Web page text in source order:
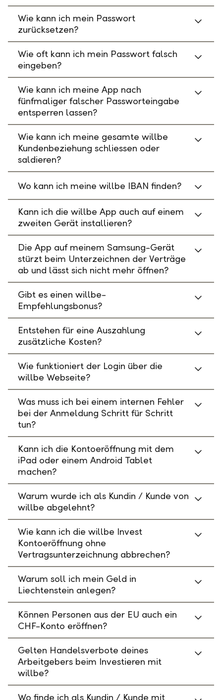
Wie kann ich mein Passwort
zurücksetzen?
Wie oft kann ich mein Passwort falsch
eingeben?
Wie kann ich meine App nach
fünfmaliger falscher Passworteingabe
entsperren lassen?
Wie kann ich meine gesamte willbe
Kundenbeziehung schliessen oder
saldieren?
Wo kann ich meine willbe IBAN finden?
Kann ich die willbe App auch auf einem
zweiten Gerät installieren?
Die App auf meinem Samsung-Gerät
stürzt beim Unterzeichnen der Verträge
ab und lässt sich nicht mehr öffnen?
Gibt es einen willbe-
Empfehlungsbonus?
Entstehen für eine Auszahlung
zusätzliche Kosten?
Wie funktioniert der Login über die
willbe Webseite?
Was muss ich bei einem internen Fehler
bei der Anmeldung Schritt für Schritt
tun?
Kann ich die Kontoeröffnung mit dem
iPad oder einem Android Tablet
machen?
Warum wurde ich als Kundin / Kunde von
willbe abgelehnt?
Wie kann ich die willbe Invest
Kontoeröffnung ohne
Vertragsunterzeichnung abbrechen?
Warum soll ich mein Geld in
Liechtenstein anlegen?
Können Personen aus der EU auch ein
CHF-Konto eröffnen?
Gelten Handelsverbote deines
Arbeitgebers beim Investieren mit
willbe?
Wo finde ich als Kundin / Kunde mit